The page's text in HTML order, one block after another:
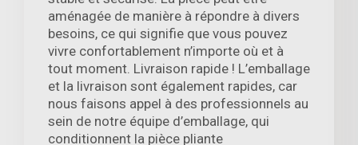
aménagée de manière à répondre à divers
besoins, ce qui signifie que vous pouvez
vivre confortablement n’importe où et à
tout moment. Livraison rapide ! L’emballage
et la livraison sont également rapides, car
nous faisons appel à des professionnels au
sein de notre équipe d’emballage, qui
conditionnent la pièce pliante